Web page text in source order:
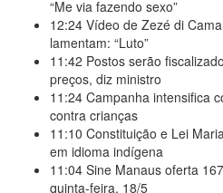
“Me via fazendo sexo”
12:24 Vídeo de Zezé di
lamentam: “Luto”
11:42 Postos serão
preços, diz ministro
11:24 Campanha intensifica
contra crianças
11:10 Constituição e Lei
em idioma indígena
11:04 Sine Manaus oferta
quinta-feira, 18/5